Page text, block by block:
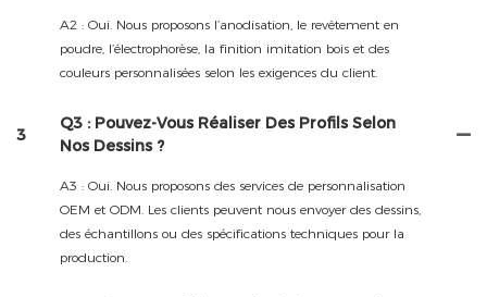
A2 : Oui. Nous proposons l’anodisation, le revêtement en
poudre, l’électrophorèse, la finition imitation bois et des
couleurs personnalisées selon les exigences du client.
3
Q3 : Pouvez-Vous Réaliser Des Profils Selon
Nos Dessins ?
A3 : Oui. Nous proposons des services de personnalisation
OEM et ODM. Les clients peuvent nous envoyer des dessins,
des échantillons ou des spécifications techniques pour la
production.